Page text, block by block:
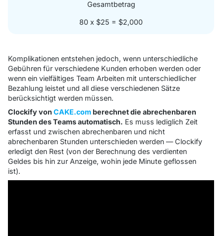
Gesamtbetrag
80 x $25 = $2,000
Komplikationen entstehen jedoch, wenn unterschiedliche
Gebühren für verschiedene Kunden erhoben werden oder
wenn ein vielfältiges Team Arbeiten mit unterschiedlicher
Bezahlung leistet und all diese verschiedenen Sätze
berücksichtigt werden müssen.
Clockify von CAKE.comberechnet die abrechenbaren
Stunden des Teams automatisch. Es muss lediglich Zeit
erfasst und zwischen abrechenbaren und nicht
abrechenbaren Stunden unterschieden werden — Clockify
erledigt den Rest (von der Berechnung des verdienten
Geldes bis hin zur Anzeige, wohin jede Minute geflossen
ist).